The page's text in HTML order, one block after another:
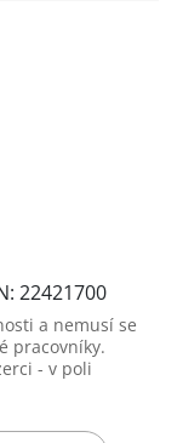
22421700
a nemusí se
pracovníky.
- v poli